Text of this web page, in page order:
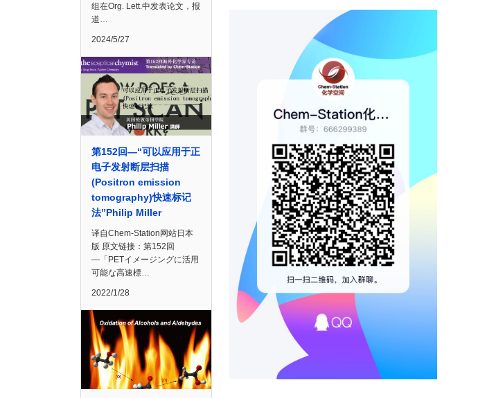
组在Org. Lett.中发表论文，报
道…
2024/5/27
第152回—“可以应用于正
电子发射断层扫描
(Positron emission
tomography)快速标记
法”Philip Miller
译自Chem-Station网站日本
版 原文链接：第152回
―「PETイメージングに活用
可能な高速標…
2022/1/28